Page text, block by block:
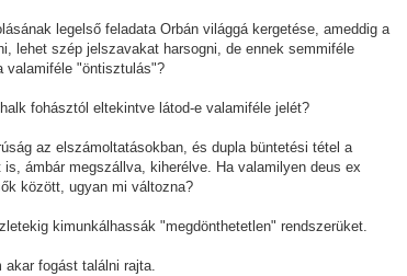
legelső feladata Orbán világgá kergetése, ameddig a
lehet szép jelszavakat harsogni, de ennek semmiféle
valamiféle "öntisztulás"?
fohásztól eltekintve látod-e valamiféle jelét?
az elszámoltatásokban, és dupla büntetési tétel a
ámbár megszállva, kiherélve. Ha valamilyen deus ex
között, ugyan mi változna?
kimunkálhassák "megdönthetetlen" rendszerüket.
fogást találni rajta.